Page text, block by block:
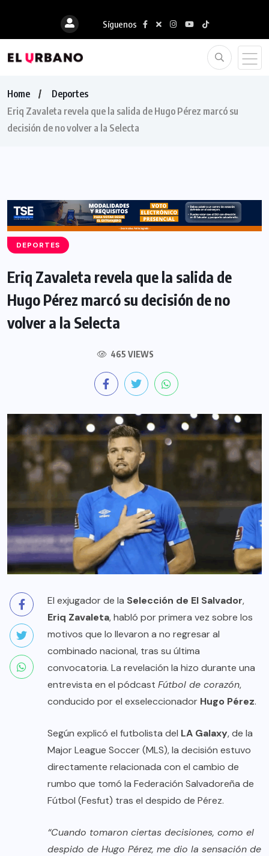
Síguenos
Home
Deportes
Eriq Zavaleta revela que la salida de Hugo Pérez marcó su
decisión de no volver a la Selecta
DEPORTES
Eriq Zavaleta revela que la salida de
Hugo Pérez marcó su decisión de no
volver a la Selecta
465 VIEWS
El exjugador de la Selección de El Salvador,
Eriq Zavaleta, habló por primera vez sobre los
motivos que lo llevaron a no regresar al
combinado nacional, tras su última
convocatoria. La revelación la hizo durante una
entrevista en el pódcast Fútbol de corazón,
conducido por el exseleccionador Hugo Pérez.
Según explicó el futbolista del LA Galaxy, de la
Major League Soccer (MLS), la decisión estuvo
directamente relacionada con el cambio de
rumbo que tomó la Federación Salvadoreña de
Fútbol (Fesfut) tras el despido de Pérez.
“Cuando tomaron ciertas decisiones, como el
despido de Hugo Pérez, me dio la sensación de